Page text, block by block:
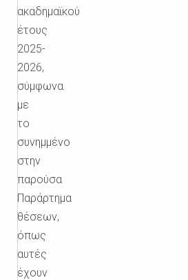
ακαδημαϊκού
έτους
2025-
2026,
σύμφωνα
με
το
συνημμένο
στην
παρούσα
Παράρτημα
θέσεων,
όπως
αυτές
έχουν